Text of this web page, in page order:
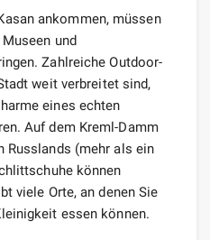
ankommen, müssen
und
Zahlreiche Outdoor-
weit verbreitet sind,
eines echten
Auf dem Kreml-Damm
Russlands (mehr als ein
können
viele Orte, an denen Sie
essen können.